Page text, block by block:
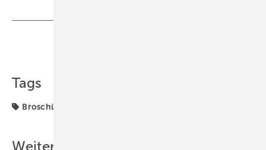
Tags
Broschüre
Weitere Inhalte